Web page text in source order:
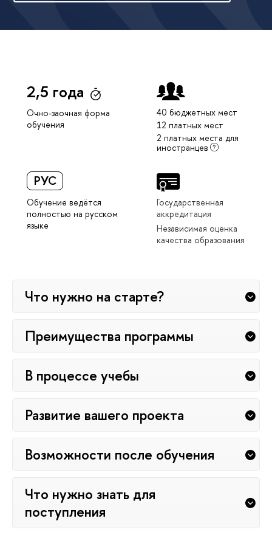
2,5 года
Очно-заочная форма
обучения
40 бюджетных мест
12 платных мест
2 платных места для
иностранцев
РУС
Обучение ведётся
полностью на русском
языке
Государственная
аккредитация
Независимая оценка
качества образования
Что нужно на старте?
Преимущества программы
В процессе учебы
Развитие вашего проекта
Возможности после обучения
Что нужно знать для
поступления